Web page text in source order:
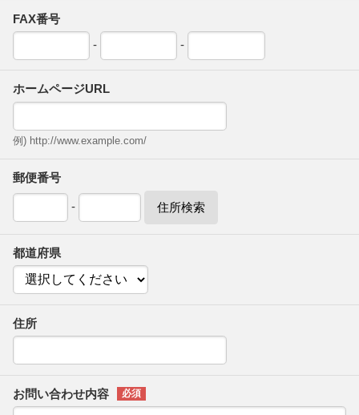
FAX番号
-
-
ホームページURL
例) http://www.example.com/
郵便番号
- 住所検索
都道府県
住所
お問い合わせ内容